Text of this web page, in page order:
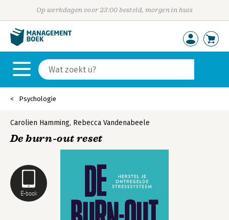
Op werkdagen voor 23:00 besteld, morgen in huis
Psychologie
E-book
Carolien Hamming, Rebecca Vandenabeele
De burn-out reset